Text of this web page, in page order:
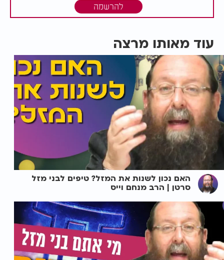
להרשמה
עוד מאותו מרצה
האם נכון לשנות את המזל? טיפים לבני מזל
סרטן | הרב מנחם וייס